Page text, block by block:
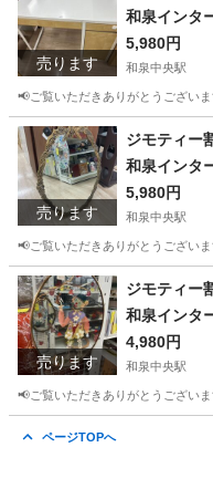
売ります
和泉インター店】デス
大津市 高石
5,980円
和泉中央駅
📢ご覧いただきありがとうござい
大阪 和泉市
売ります
ジモティー
和泉インタ
田市 泉大津
5,980円
和泉中央駅
📢ご覧いただきありがとうござい
大阪 和泉市
売ります
ジモティー
和泉インタ
岸和田市 泉
4,980円
和泉中央駅
📢ご覧いただきありがとうござい
ページTOPへ